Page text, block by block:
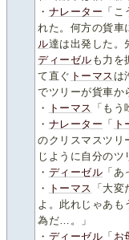
・ ナレーター 「
れた。何方の貨車
ル達は出発した。
ディーゼル も力を
て直ぐ トーマス は
でツリーが貨車か
・
トーマス 「も
・ ナレーター 「 ト
のクリスマスツリ
じように自分のツ
・ ディーゼル 「
・
トーマス
「大
よ。此れじゃあ
為だ…。」
・ ディーゼル 「 お